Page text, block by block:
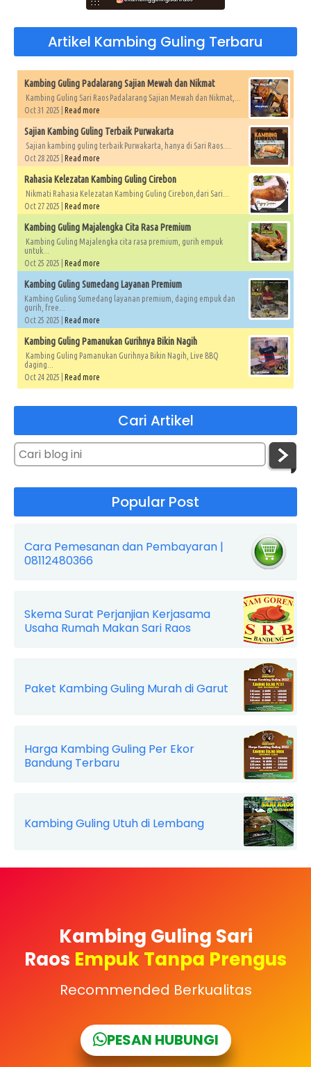
Artikel Kambing Guling Terbaru
Kambing Guling Padalarang Sajian Mewah dan Nikmat
Kambing Guling Sari Raos Padalarang Sajian Mewah dan Nikmat,...
Oct 31 2025 | Read more
Sajian Kambing Guling Terbaik Purwakarta
Sajian kambing guling terbaik Purwakarta, hanya di Sari Raos....
Oct 28 2025 | Read more
Rahasia Kelezatan Kambing Guling Cirebon
Nikmati Rahasia Kelezatan Kambing Guling Cirebon,dari Sari...
Oct 27 2025 | Read more
Kambing Guling Majalengka Cita Rasa Premium
Kambing Guling Majalengka cita rasa premium, gurih empuk
untuk...
Oct 25 2025 | Read more
Kambing Guling Sumedang Layanan Premium
Kambing Guling Sumedang layanan premium, daging empuk dan
gurih, free...
Oct 25 2025 | Read more
Kambing Guling Pamanukan Gurihnya Bikin Nagih
Kambing Guling Pamanukan Gurihnya Bikin Nagih, Live BBQ
daging...
Oct 24 2025 | Read more
Cari Artikel
Popular Post
Cara Pemesanan dan Pembayaran |
08112480366
Skema Surat Perjanjian Kerjasama
Usaha Rumah Makan Sari Raos
Paket Kambing Guling Murah di Garut
Harga Kambing Guling Per Ekor
Bandung Terbaru
Kambing Guling Utuh di Lembang
Kambing Guling Sari
Raos Empuk Tanpa Prengus
Recommended Berkualitas
PESAN HUBUNGI